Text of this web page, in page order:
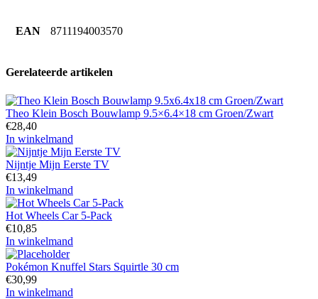
EAN 8711194003570
Gerelateerde artikelen
Theo Klein Bosch Bouwlamp 9.5×6.4×18 cm Groen/Zwart
€28,40
In winkelmand
Nijntje Mijn Eerste TV
€13,49
In winkelmand
Hot Wheels Car 5-Pack
€10,85
In winkelmand
Pokémon Knuffel Stars Squirtle 30 cm
€30,99
In winkelmand